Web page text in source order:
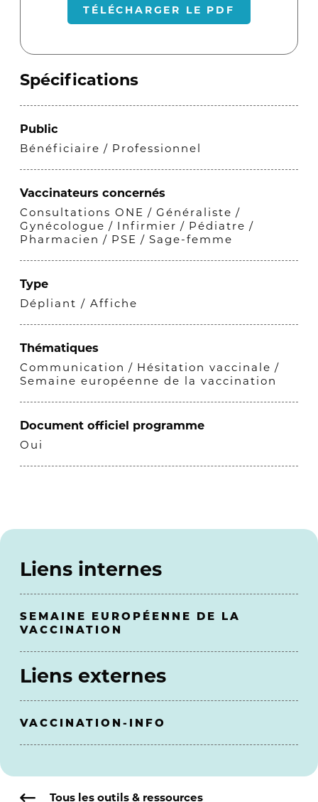
Spécifications
Public
Bénéficiaire Professionnel
Vaccinateurs concernés
Consultations ONE
Généraliste
Gynécologue
Infirmier
Pédiatre
Pharmacien
PSE Sage-femme
Type
Dépliant / Affiche
Thématiques
Communication
Hésitation vaccinale
Semaine européenne de la vaccination
Document officiel programme
Oui
TÉLÉCHARGER LE PDF
Liens internes
SEMAINE EUROPÉENNE DE LA
VACCINATION
Liens externes
VACCINATION-INFO
Tous les outils & ressources